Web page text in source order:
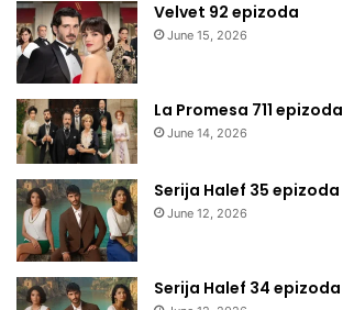
Velvet 92 epizoda
June 15, 2026
La Promesa 711 epizoda
June 14, 2026
Serija Halef 35 epizoda
June 12, 2026
Serija Halef 34 epizoda